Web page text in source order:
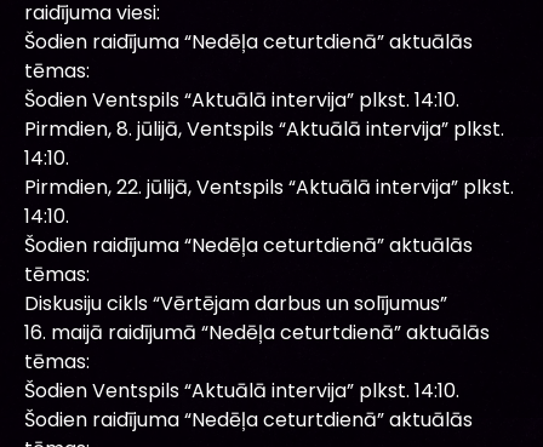
raidījuma viesi:
Šodien raidījuma “Nedēļa ceturtdienā” aktuālās
tēmas:
Šodien Ventspils “Aktuālā intervija” plkst. 14:10.
Pirmdien, 8. jūlijā, Ventspils “Aktuālā intervija” plkst.
14:10.
Pirmdien, 22. jūlijā, Ventspils “Aktuālā intervija” plkst.
14:10.
Šodien raidījuma “Nedēļa ceturtdienā” aktuālās
tēmas:
Diskusiju cikls “Vērtējam darbus un solījumus”
16. maijā raidījumā “Nedēļa ceturtdienā” aktuālās
tēmas:
Šodien Ventspils “Aktuālā intervija” plkst. 14:10.
Šodien raidījuma “Nedēļa ceturtdienā” aktuālās